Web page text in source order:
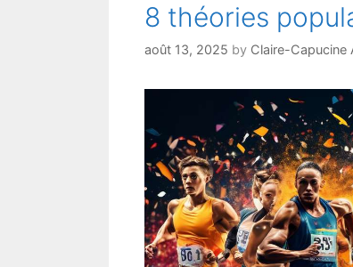
8 théories
août 13, 2025 by Claire-Capucine